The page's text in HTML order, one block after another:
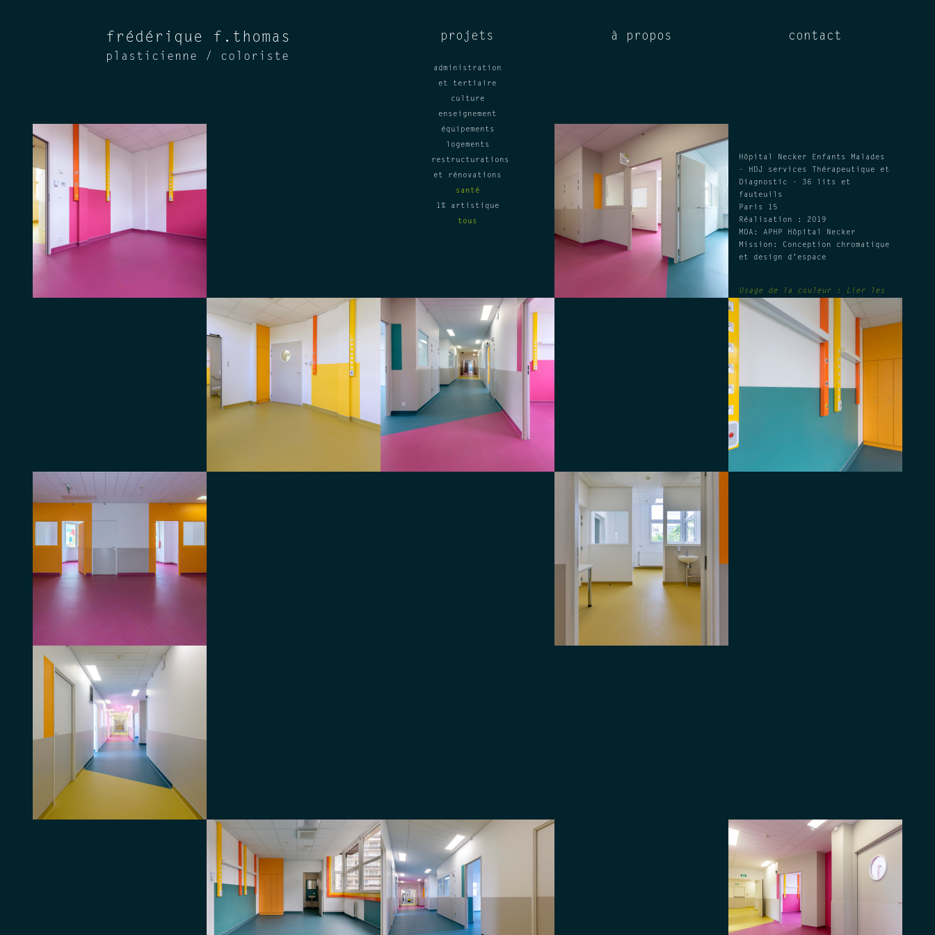
frédérique f.thomas
plasticienne / coloriste
projets
administration
et tertiaire
culture
enseignement
équipements
logements
restructurations
et rénovations
santé
1% artistique
tous
à propos contact
Hôpital Necker Enfants Malades
- HDJ services Thérapeutique et
Diagnostic - 36 lits et
fauteuils
Paris 15
Réalisation : 2019
MOA: APHP Hôpital Necker
Mission: Conception chromatique
et design d'espace
Usage de la couleur :
Lier les
chambres aux circulations